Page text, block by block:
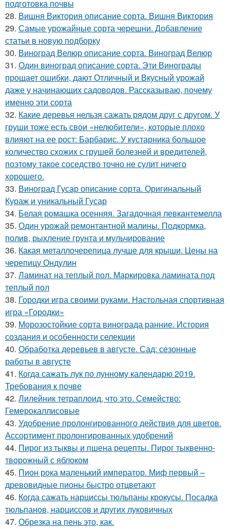
подготовка почвы
28. Вишня Виктория описание сорта. Вишня Виктория
29. Самые урожайные сорта черешни. Добавление
статьи в новую подборку
30. Виноград Велюр описание сорта. Виноград Велюр
31. Один виноград описание сорта. Эти Винограды
прощает ошибки, дают Отличный и Вкусный урожай
даже у начинающих садоводов. Рассказываю, почему
именно эти сорта
32. Какие деревья нельзя сажать рядом друг с другом. У
груши тоже есть свои «нелюбители», которые плохо
влияют на ее рост: Барбарис. У кустарника большое
количество схожих с грушей болезней и вредителей,
поэтому такое соседство точно не сулит ничего
хорошего.
33. Виноград Гусар описание сорта. Оригинальный
Кураж и уникальный Гусар
34. Белая ромашка осенняя. Загадочная левкантемелла
35. Один урожай ремонтантной малины. Подкормка,
полив, рыхление грунта и мульчирование
36. Какая металлочерепица лучше для крыши. Цены на
черепицу Ондулин
37. Ламинат на теплый пол. Маркировка ламината под
теплый пол
38. Городки игра своими руками. Настольная спортивная
игра «Городки»
39. Морозостойкие сорта винограда ранние. История
создания и особенности селекции
40. Обработка деревьев в августе. Сад: сезонные
работы в августе
41. Когда сажать лук по лунному календарю 2019.
Требования к почве
42. Лилейник тетраплоид, что это. Семейство:
Гемерокаллисовые
43. Удобрение пролонгированного действия для цветов.
Ассортимент пролонгированных удобрений
44. Пирог из тыквы и пшена рецепты. Пирог тыквенно-
творожный с яблоком
45. Пион рока маленький император. Миф первый –
древовидные пионы быстро отцветают
46. Когда сажать нарциссы тюльпаны крокусы. Посадка
тюльпанов, нарциссов и других луковичных
47. Обрезка на пень это, как.